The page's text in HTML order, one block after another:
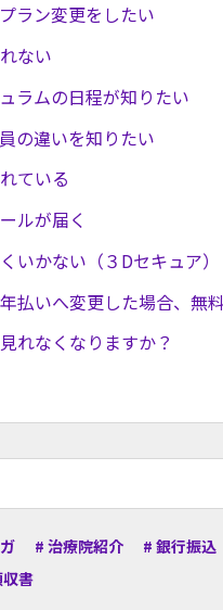
ラン変更をしたい
ない
ラムの日程が知りたい
の違いを知りたい
ている
ルが届く
いかない（３Dセキュア）
払いへ変更した場合、無
れなくなりますか？
# 治療院紹介 # 銀行振込
書